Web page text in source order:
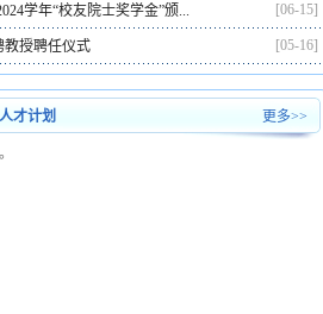
学年“校友院士奖学金”颁... [06-15]
教授聘任仪式 [05-16]
人才计划 更多>>